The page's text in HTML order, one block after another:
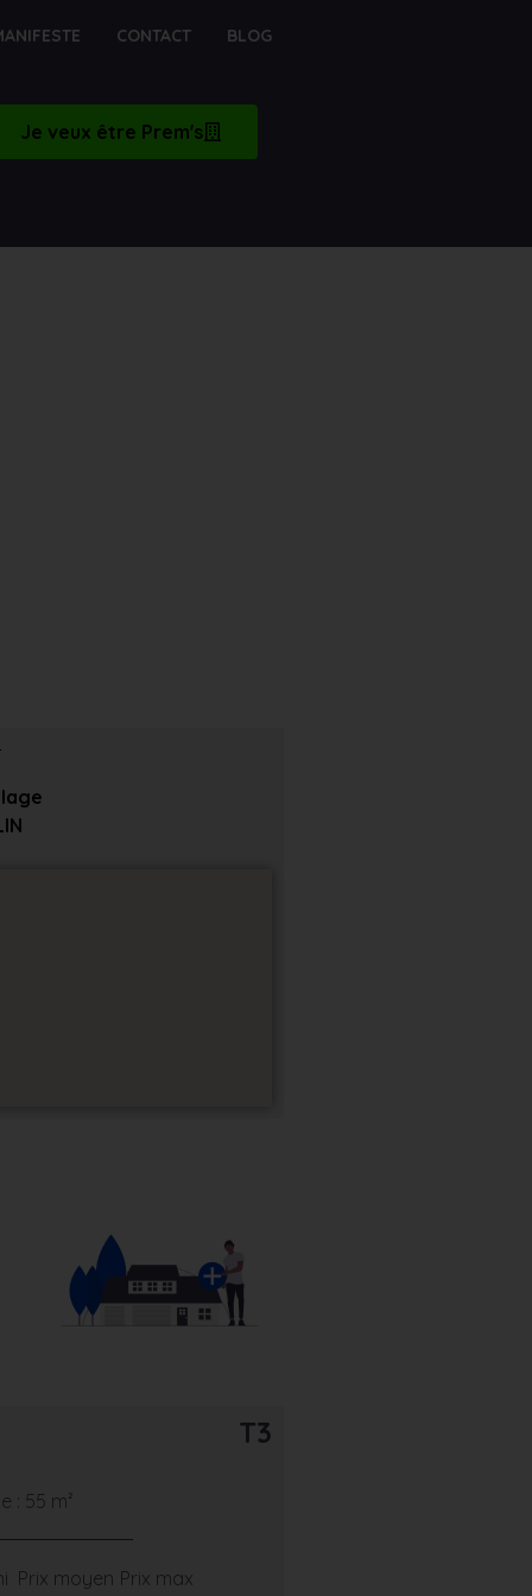
CONTACT BLOG
Je veux être Prem's
T3
: 55 m²
Prix moyen Prix max